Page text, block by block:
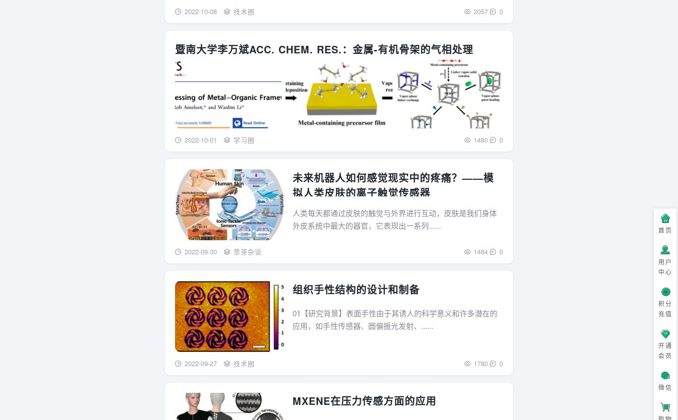
2022-10-08 技术圈 2057 0
暨南大学李万斌ACC. CHEM. RES.：金属-有机骨架的气相处理
2022-10-01 学习圈 1480 0
未来机器人如何感觉现实中的疼痛？——模
拟人类皮肤的离子触觉传感器
人类每天都通过皮肤的触觉与外界进行互动，皮肤是我们身体
外皮系统中最大的器官，它表现出一系列......
2022-09-30 草芽杂谈 1484 0
组织手性结构的设计和制备
01【研究背景】表面手性由于其诱人的科学意义和许多潜在的
应用，如手性传感器、圆偏振光发射、......
2022-09-27 技术圈 1780 0
MXENE在压力传感方面的应用
首页
用户
中心
积分
充值
开通
会员
微信